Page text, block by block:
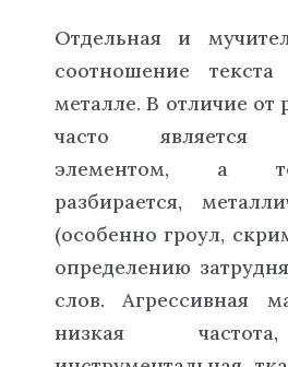
Отдельная и
соотношение
металле. В отличие от
часто является
элементом, а
разбирается,
(особенно гроул,
определению
слов. Агрессивная
низкая